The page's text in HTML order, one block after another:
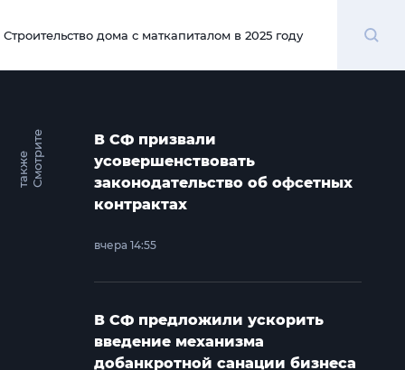
00:00
Строительство дома с маткапиталом в 2025 году
С
м
о
т
р и
т
е
т
а
к
ж
е
В СФ призвали
усовершенствовать
законодательство об офсетных
контрактах
вчера 14:55
В СФ предложили ускорить
введение механизма
добанкротной санации бизнеса